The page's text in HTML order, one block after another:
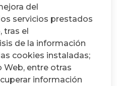
del
servicios prestados
tras el
de la información
cookies instaladas;
Web, entre otras
información